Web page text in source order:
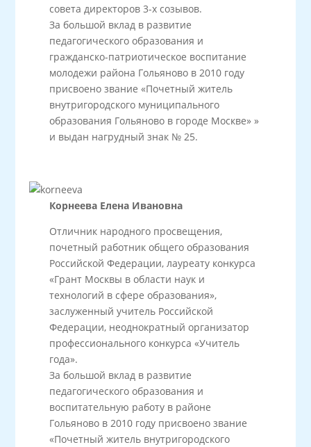
совета директоров 3-х созывов.
За большой вклад в развитие
педагогического образования и
гражданско-патриотическое воспитание
молодежи района Гольяново в 2010 году
присвоено звание «Почетный житель
внутригородского муниципального
образования Гольяново в городе Москве» »
и выдан нагрудный знак № 25.
Корнеева Елена Ивановна
Отличник народного просвещения,
почетный работник общего образования
Российской Федерации, лауреату конкурса
«Грант Москвы в области наук и
технологий в сфере образования»,
заслуженный учитель Российской
Федерации, неоднократный организатор
профессионального конкурса «Учитель
года».
За большой вклад в развитие
педагогического образования и
воспитательную работу в районе
Гольяново в 2010 году присвоено звание
«Почетный житель внутригородского